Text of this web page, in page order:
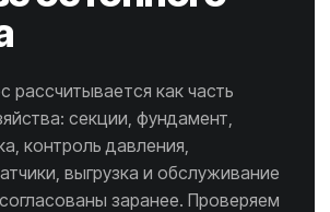
рассчитывается как часть
секции, фундамент,
контроль давления,
выгрузка и обслуживание
заранее. Проверяем